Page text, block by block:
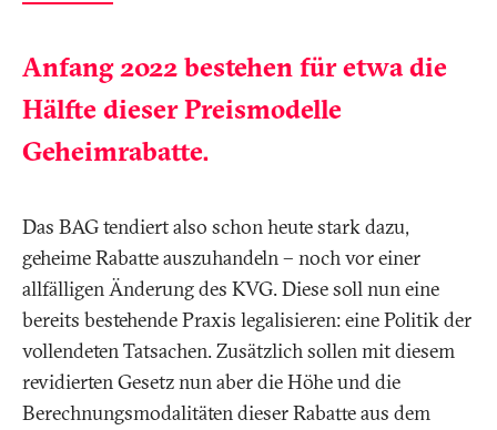
Anfang 2022 bestehen für etwa die
Hälfte dieser Preismodelle
Geheimrabatte.
Das BAG tendiert also schon heute stark dazu,
geheime Rabatte auszuhandeln – noch vor einer
allfälligen Änderung des KVG. Diese soll nun eine
bereits bestehende Praxis legalisieren: eine Politik der
vollendeten Tatsachen. Zusätzlich sollen mit diesem
revidierten Gesetz nun aber die Höhe und die
Berechnungsmodalitäten dieser Rabatte aus dem